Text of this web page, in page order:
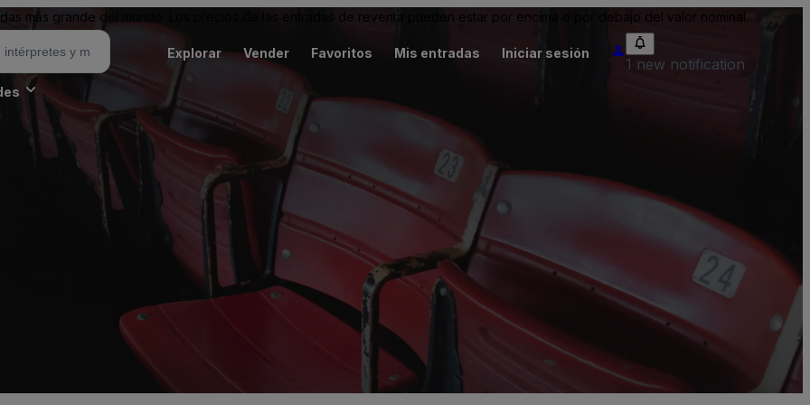
más grande del mundo. Los precios de las entradas de reventa pueden estar por encima o por debajo del valor nominal.
Explorar Vender Favoritos Mis entradas Iniciar sesión
1 new notification